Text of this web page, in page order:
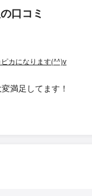
口コミ
カになります(^^)v
満足してます！